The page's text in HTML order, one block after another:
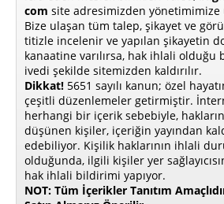
com site adresimizden
Bize ulaşan tüm talep, şikayet ve
titizle incelenir ve yapılan şikayetin
kanaatine varılırsa, hak ihlali
ivedi şekilde sitemizden kaldırılır.
Dikkat! 5651 sayılı kanun; özel
çeşitli düzenlemeler getirmiştir.
herhangi bir içerik sebebiyle,
düşünen kişiler, içeriğin yayından
edebiliyor. Kişilik haklarının ihlali
olduğunda, ilgili kişiler yer
hak ihlali bildirimi yapıyor.
NOT: Tüm İçerikler Tanıtım